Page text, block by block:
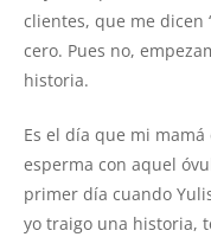
clientes, que me dicen
cero. Pues no,
historia.
Es el día que mi
esperma con aquel
primer día cuando
yo traigo una historia,